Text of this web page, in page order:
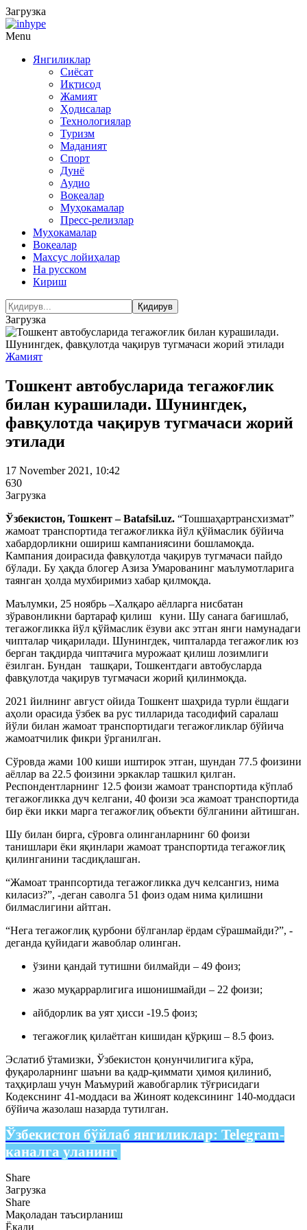
Загрузка
Menu
Янгиликлар
Сиёсат
Иқтисод
Жамият
Ҳодисалар
Технологиялар
Туризм
Маданият
Спорт
Дунё
Аудио
Воқеалар
Муҳокамалар
Пресс-релизлар
Муҳокамалар
Воқеалар
Махсус лойиҳалар
На русском
Кириш
Загрузка
Жамият
Тошкент автобусларида тегажоғлик
билан курашилади. Шунингдек,
фавқулотда чақирув тугмачаси жорий
этилади
17 November 2021, 10:42
630
Загрузка
Ўзбекистон, Тошкент – Batafsil.uz. “Тошшаҳартрансхизмат”
жамоат транспортида тегажоғликка йўл қўймаслик бўйича
хабардорликни ошириш кампаниясини бошламоқда.
Кампания доирасида фавқулотда чақирув тугмачаси пайдо
бўлади. Бу ҳақда блогер Азиза Умарованинг маълумотларига
таянган ҳолда мухбиримиз хабар қилмоқда.
Маълумки, 25 ноябрь –Халқаро аёлларга нисбатан
зўравонликни бартараф қилиш куни. Шу санага бағишлаб,
тегажоғликка йўл қўймаслик ёзуви акс этган янги намунадаги
чипталар чиқарилади. Шунингдек, чипталарда тегажоғлик юз
берган тақдирда чиптачига мурожаат қилиш лозимлиги
ёзилган. Бундан ташқари, Тошкентдаги автобусларда
фавқулотда чақирув тугмачаси жорий қилинмоқда.
2021 йилнинг август ойида Тошкент шаҳрида турли ёшдаги
аҳоли орасида ўзбек ва рус тилларида тасодифий саралаш
йўли билан жамоат транспортидаги тегажоғликлар бўйича
жамоатчилик фикри ўрганилган.
Сўровда жами 100 киши иштирок этган, шундан 77.5 фоизини
аёллар ва 22.5 фоизини эркаклар ташкил қилган.
Респондентларнинг 12.5 фоизи жамоат транспортида кўплаб
тегажоғликка дуч келгани, 40 фоизи эса жамоат транспортида
бир ёки икки марга тегажоғлиқ объекти бўлганини айтишган.
Шу билан бирга, сўровга олинганларнинг 60 фоизи
танишлари ёки яқинлари жамоат транспортида тегажоғлиқ
қилинганини тасдиқлашган.
“Жамоат транпсортида тегажоғликка дуч келсангиз, нима
киласиз?”, -деган саволга 51 фоиз одам нима қилишни
билмаслигини айтган.
“Нега тегажоғлиқ қурбони бўлганлар ёрдам сўрашмайди?”, -
деганда қуйидаги жавоблар олинган.
ўзини қандай тутишни билмайди – 49 фоиз;
жазо муқаррарлигига ишонишмайди – 22 фоизи;
айбдорлик ва уят ҳисси -19.5 фоиз;
тегажоғлиқ қилаётган кишидан қўрқиш – 8.5 фоиз.
Эслатиб ўтамизки, Ўзбекистон қонунчилигига кўра,
фуқароларнинг шаъни ва қадр-қиммати ҳимоя қилиниб,
таҳқирлаш учун Маъмурий жавобгарлик тўғрисидаги
Кодекснинг 41-моддаси ва Жиноят кодексининг 140-моддаси
бўйича жазолаш назарда тутилган.
Ўзбекистон бўйлаб янгиликлар: Telegram-
каналга уланинг
Share
Загрузка
Share
Мақоладан таъсирланиш
Ёқади